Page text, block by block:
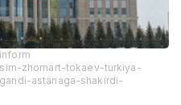
zhomart-tokaev-turkiya-
astanaga-shakirdi-